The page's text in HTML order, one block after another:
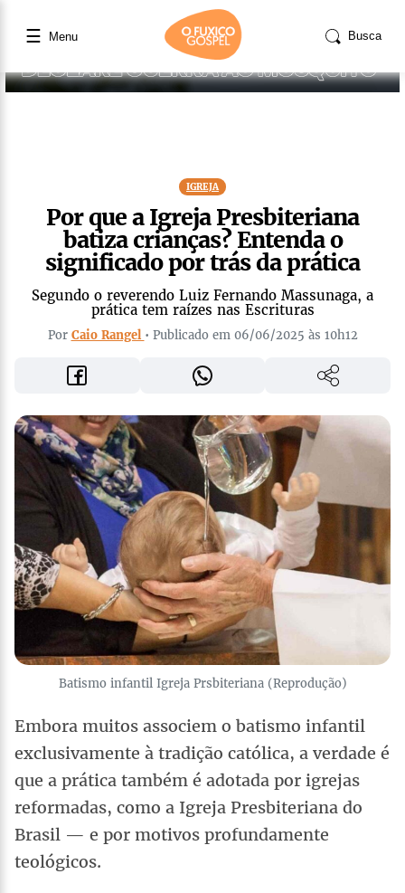
☰ Menu Busca
IGREJA
Por que a Igreja Presbiteriana
batiza crianças? Entenda o
significado por trás da prática
Segundo o reverendo Luiz Fernando Massunaga, a
prática tem raízes nas Escrituras
Por Caio Rangel • Publicado em 06/06/2025 às 10h12
Batismo infantil Igreja Prsbiteriana (Reprodução)
Embora muitos associem o batismo infantil
exclusivamente à tradição católica, a verdade é
que a prática também é adotada por igrejas
reformadas, como a Igreja Presbiteriana do
Brasil — e por motivos profundamente
teológicos.